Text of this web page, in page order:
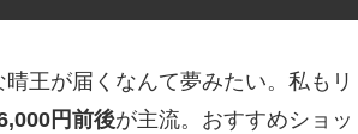
王が届くなんて夢みたい。私もリ
円前後が主流。おすすめショッ